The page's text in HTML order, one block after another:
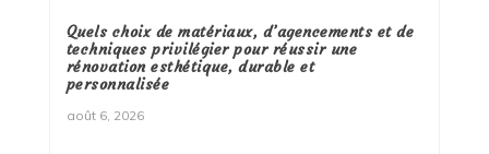
Quels choix de matériaux, d’agencements et de
techniques privilégier pour réussir une
rénovation esthétique, durable et
personnalisée
août 6, 2026